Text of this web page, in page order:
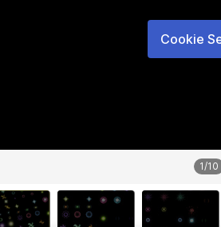
Cookie
1/10